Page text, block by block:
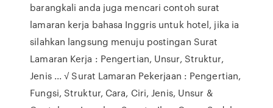
barangkali anda juga mencari contoh surat
lamaran kerja bahasa Inggris untuk hotel, jika ia
silahkan langsung menuju postingan Surat
Lamaran Kerja : Pengertian, Unsur, Struktur,
Jenis ... √ Surat Lamaran Pekerjaan : Pengertian,
Fungsi, Struktur, Cara, Ciri, Jenis, Unsur &